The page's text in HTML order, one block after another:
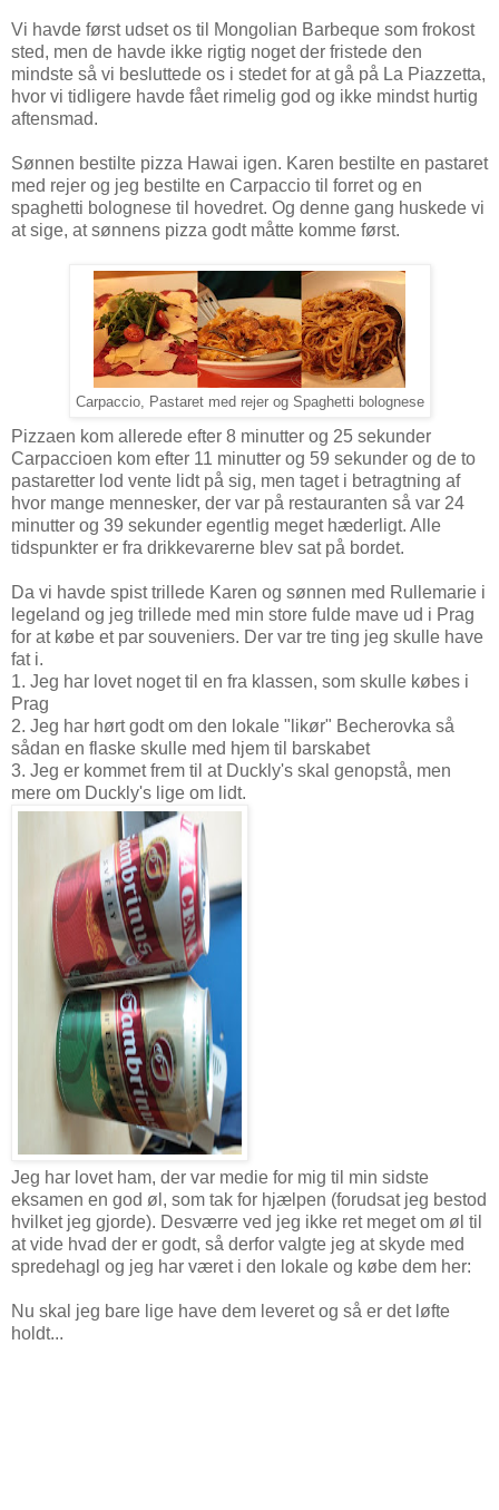
Vi havde først udset os til Mongolian Barbeque som frokost
sted, men de havde ikke rigtig noget der fristede den
mindste så vi besluttede os i stedet for at gå på La Piazzetta,
hvor vi tidligere havde fået rimelig god og ikke mindst hurtig
aftensmad.
Sønnen bestilte pizza Hawai igen. Karen bestilte en pastaret
med rejer og jeg bestilte en Carpaccio til forret og en
spaghetti bolognese til hovedret. Og denne gang huskede vi
at sige, at sønnens pizza godt måtte komme først.
Carpaccio, Pastaret med rejer og Spaghetti bolognese
Pizzaen kom allerede efter 8 minutter og 25 sekunder
Carpaccioen kom efter 11 minutter og 59 sekunder og de to
pastaretter lod vente lidt på sig, men taget i betragtning af
hvor mange mennesker, der var på restauranten så var 24
minutter og 39 sekunder egentlig meget hæderligt. Alle
tidspunkter er fra drikkevarerne blev sat på bordet.
Da vi havde spist trillede Karen og sønnen med Rullemarie i
legeland og jeg trillede med min store fulde mave ud i Prag
for at købe et par souveniers. Der var tre ting jeg skulle have
fat i.
1. Jeg har lovet noget til en fra klassen, som skulle købes i
Prag
2. Jeg har hørt godt om den lokale "likør" Becherovka så
sådan en flaske skulle med hjem til barskabet
3. Jeg er kommet frem til at Duckly's skal genopstå, men
mere om Duckly's lige om lidt.
Jeg har lovet ham, der var medie for mig til min sidste
eksamen en god øl, som tak for hjælpen (forudsat jeg bestod
hvilket jeg gjorde). Desværre ved jeg ikke ret meget om øl til
at vide hvad der er godt, så derfor valgte jeg at skyde med
spredehagl og jeg har været i den lokale og købe dem her:
Nu skal jeg bare lige have dem leveret og så er det løfte
holdt...